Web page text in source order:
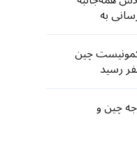
به
چین
چین و